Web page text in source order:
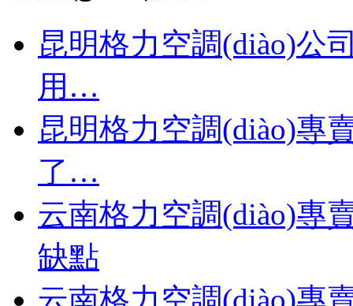
昆明格力空調(diào)公
用…
昆明格力空調(diào)專
了…
云南格力空調(diào)專
缺點